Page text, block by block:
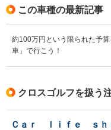
この車種の最新記事
約100万円という限られた予算
車」で行こう！
クロスゴルフを扱う
Ｃａｒ ｌｉｆｅ ｓ